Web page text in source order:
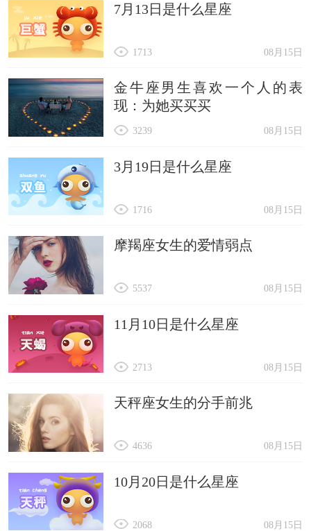
7月13日是什么星座
08月15日
1713
金牛座男生喜欢一个人的表
现：为她买买买
08月15日
3239
3月19日是什么星座
08月15日
1716
摩羯座女生的爱情弱点
08月15日
5537
11月10日是什么星座
08月15日
2713
天秤座女生的分手前兆
08月15日
4636
10月20日是什么星座
08月15日
2068